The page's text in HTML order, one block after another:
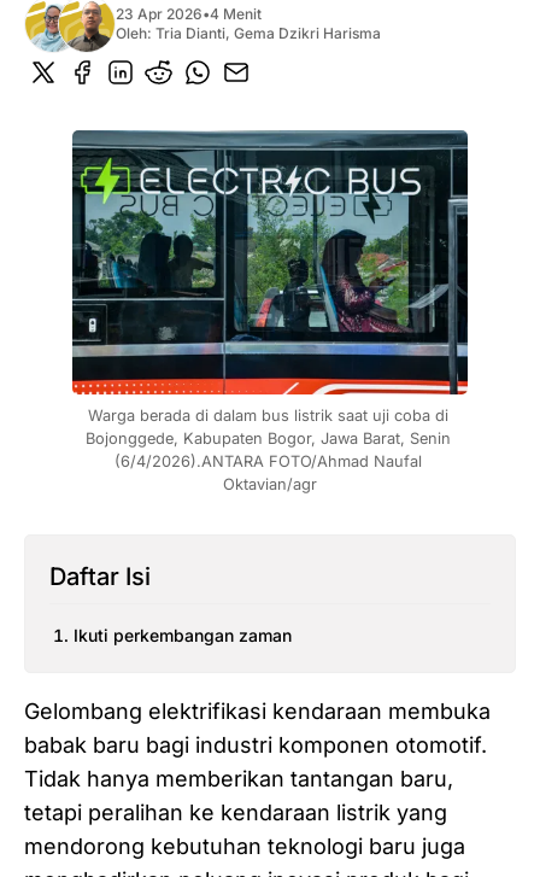
23 Apr 2026•4 Menit
Oleh: Tria Dianti, Gema Dzikri Harisma
Warga berada di dalam bus listrik saat uji coba di
Bojonggede, Kabupaten Bogor, Jawa Barat, Senin
(6/4/2026).ANTARA FOTO/Ahmad Naufal
Oktavian/agr
Daftar Isi
Ikuti perkembangan zaman
Gelombang elektrifikasi kendaraan membuka
babak baru bagi industri komponen otomotif.
Tidak hanya memberikan tantangan baru,
tetapi peralihan ke kendaraan listrik yang
mendorong kebutuhan teknologi baru juga